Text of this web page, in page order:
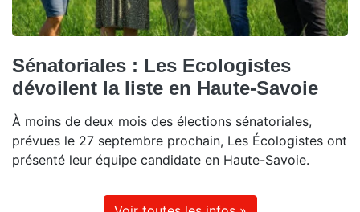
Sénatoriales : Les Ecologistes
dévoilent la liste en Haute-Savoie
À moins de deux mois des élections sénatoriales,
prévues le 27 septembre prochain, Les Écologistes ont
présenté leur équipe candidate en Haute-Savoie.